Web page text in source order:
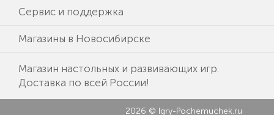
Сервис и поддержка
Магазины в Новосибирске
Магазин настольных и развивающих игр.
Доставка по всей России!
2026 © Igry-Pochemuchek.ru